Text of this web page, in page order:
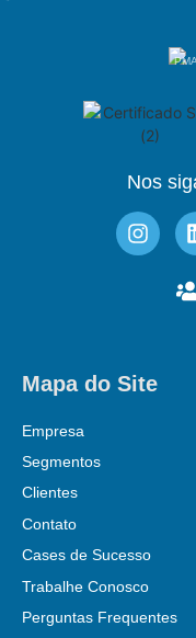
Nos
Mapa do Site
Empresa
Segmentos
Clientes
Contato
Cases de Sucesso
Trabalhe Conosco
Perguntas Frequentes